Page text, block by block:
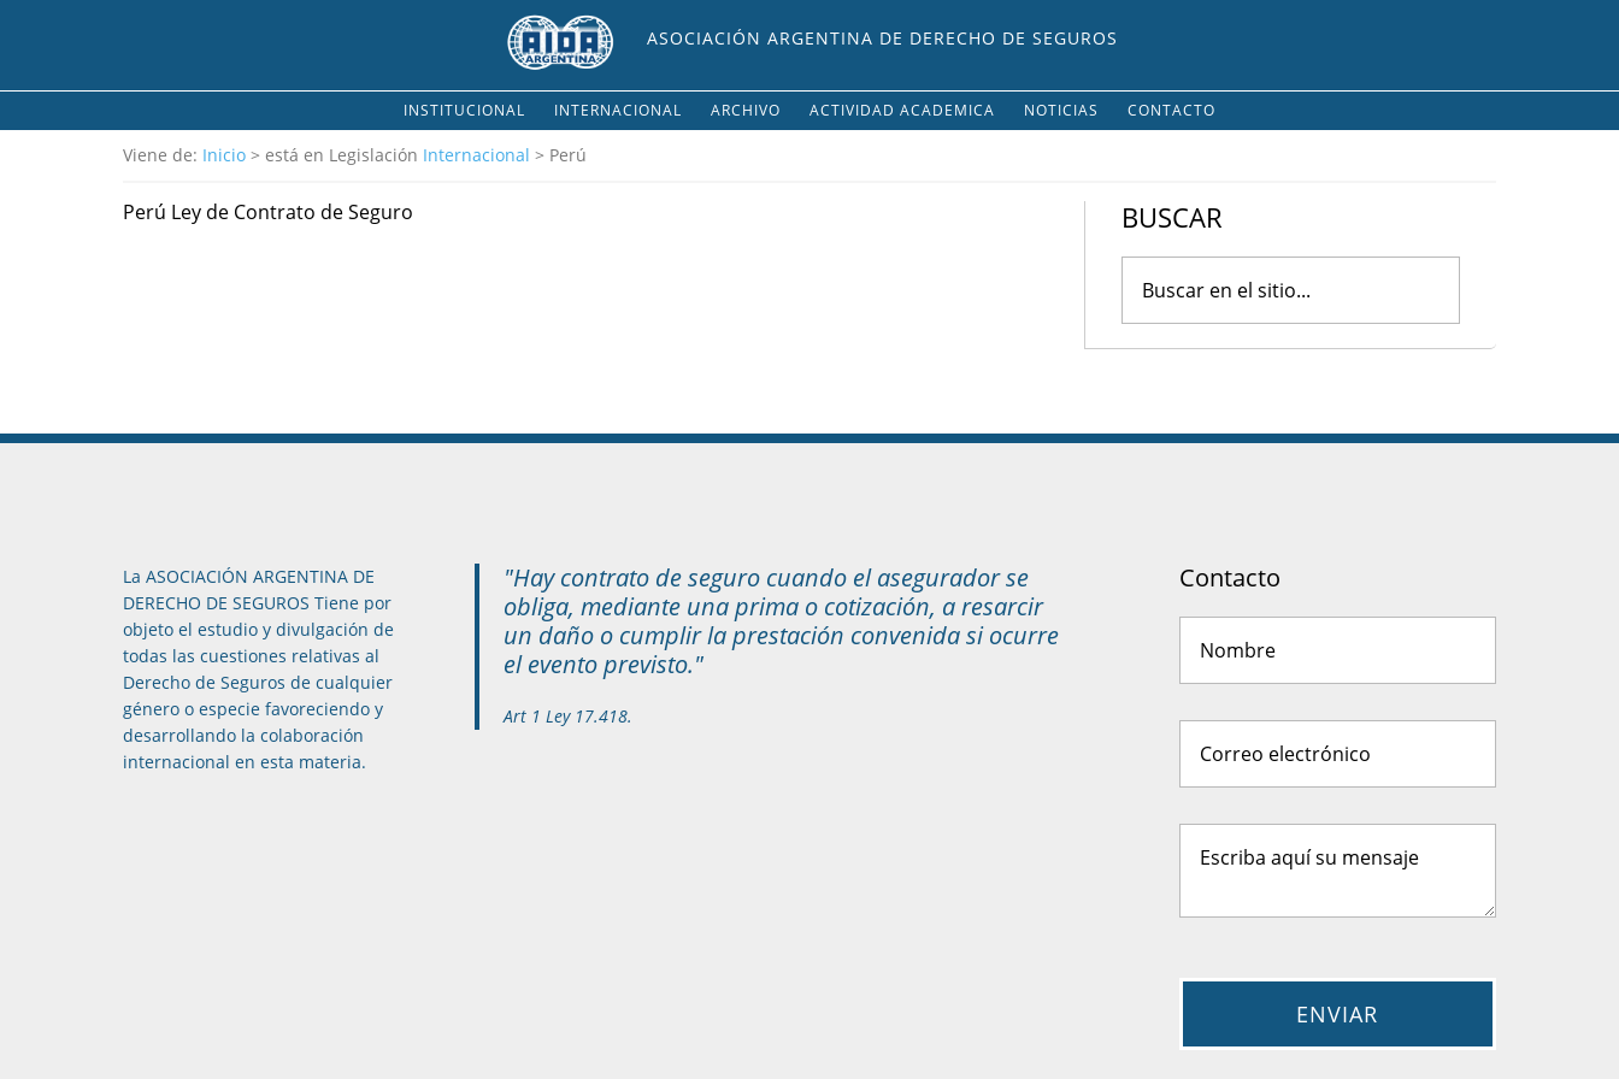
ASOCIACIÓN ARGENTINA DE DERECHO DE SEGUROS
INSTITUCIONAL INTERNACIONAL ARCHIVO ACTIVIDAD ACADEMICA NOTICIAS CONTACTO
Viene de: Inicio > está en Legislación Internacional > Perú
Perú Ley de Contrato de Seguro BUSCAR
La ASOCIACIÓN ARGENTINA DE
DERECHO DE SEGUROS Tiene por
objeto el estudio y divulgación de
todas las cuestiones relativas al
Derecho de Seguros de cualquier
género o especie favoreciendo y
desarrollando la colaboración
internacional en esta materia.
"Hay contrato de seguro cuando el asegurador se
obliga, mediante una prima o cotización, a resarcir
un daño o cumplir la prestación convenida si ocurre
el evento previsto."
Art 1 Ley 17.418.
Contacto